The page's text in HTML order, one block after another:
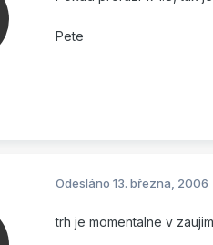
Pete
Odesláno 13. března, 2006
trh je momentalne v